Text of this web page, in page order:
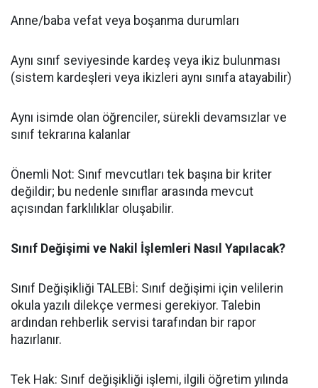
​Anne/baba vefat veya boşanma durumları
​Aynı sınıf seviyesinde kardeş veya ikiz bulunması
(sistem kardeşleri veya ikizleri aynı sınıfa atayabilir)
​Aynı isimde olan öğrenciler, sürekli devamsızlar ve
sınıf tekrarına kalanlar
​Önemli Not: Sınıf mevcutları tek başına bir kriter
değildir; bu nedenle sınıflar arasında mevcut
açısından farklılıklar oluşabilir.
​Sınıf Değişimi ve Nakil İşlemleri Nasıl Yapılacak?
​Sınıf Değişikliği TALEBİ: Sınıf değişimi için velilerin
okula yazılı dilekçe vermesi gerekiyor. Talebin
ardından rehberlik servisi tarafından bir rapor
hazırlanır.
​Tek Hak: Sınıf değişikliği işlemi, ilgili öğretim yılında